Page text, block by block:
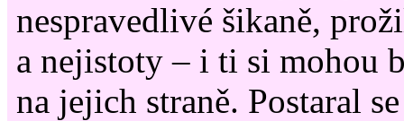
nespravedlivé šikaně,
a nejistoty – i ti si mohou
na jejich straně. Postaral